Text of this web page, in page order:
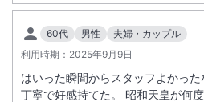
60代 男性
夫婦・カップル
利用時期： 2025年9月9日
はいった瞬間からスタッフよかっ
丁寧で好感持てた。 昭和天皇が何度も宿泊された由緒ある旅館